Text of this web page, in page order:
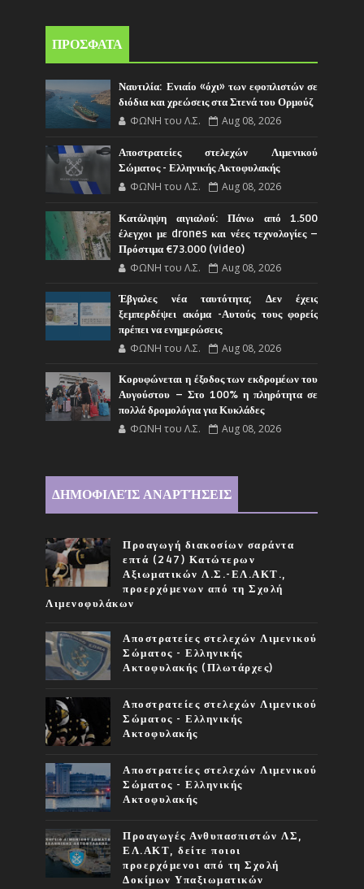
ΠΡΟΣΦΑΤΑ
Ναυτιλία: Ενιαίο «όχι» των εφοπλιστών σε
διόδια και χρεώσεις στα Στενά του Ορμούζ
ΦΩΝΗ του Λ.Σ. Aug 08, 2026
Αποστρατείες στελεχών Λιμενικού
Σώματος - Ελληνικής Ακτοφυλακής
ΦΩΝΗ του Λ.Σ. Aug 08, 2026
Κατάληψη αιγιαλού: Πάνω από 1.500
έλεγχοι με drones και νέες τεχνολογίες –
Πρόστιμα €73.000 (video)
ΦΩΝΗ του Λ.Σ. Aug 08, 2026
Έβγαλες νέα ταυτότητα; Δεν έχεις
ξεμπερδέψει ακόμα -Αυτούς τους φορείς
πρέπει να ενημερώσεις
ΦΩΝΗ του Λ.Σ. Aug 08, 2026
Κορυφώνεται η έξοδος των εκδρομέων του
Αυγούστου – Στο 100% η πληρότητα σε
πολλά δρομολόγια για Κυκλάδες
ΦΩΝΗ του Λ.Σ. Aug 08, 2026
ΔΗΜΟΦΙΛΕΊΣ ΑΝΑΡΤΉΣΕΙΣ
Προαγωγή διακοσίων σαράντα
επτά (247) Κατώτερων
Αξιωματικών Λ.Σ.-ΕΛ.ΑΚΤ.,
προερχόμενων από τη Σχολή
Λιμενοφυλάκων
Αποστρατείες στελεχών Λιμενικού
Σώματος - Ελληνικής
Ακτοφυλακής (Πλωτάρχες)
Αποστρατείες στελεχών Λιμενικού
Σώματος - Ελληνικής
Ακτοφυλακής
Αποστρατείες στελεχών Λιμενικού
Σώματος - Ελληνικής
Ακτοφυλακής
Προαγωγές Ανθυπασπιστών ΛΣ,
ΕΛ.ΑΚΤ, δείτε ποιοι
προερχόμενοι από τη Σχολή
Δοκίμων Υπαξιωματικών